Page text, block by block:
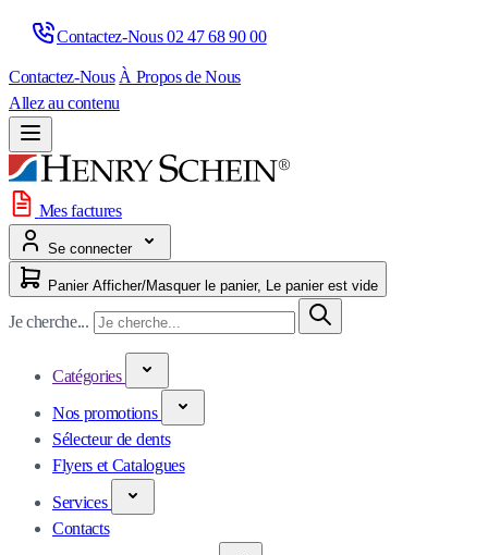
Contactez-Nous 02 47 68 90 00
Contactez-Nous À Propos de Nous
Allez au contenu
Mes factures
Se connecter
Panier Afficher/Masquer le panier, Le panier est vide
Je cherche...
Catégories
Nos promotions
Sélecteur de dents
Flyers et Catalogues
Services
Contacts